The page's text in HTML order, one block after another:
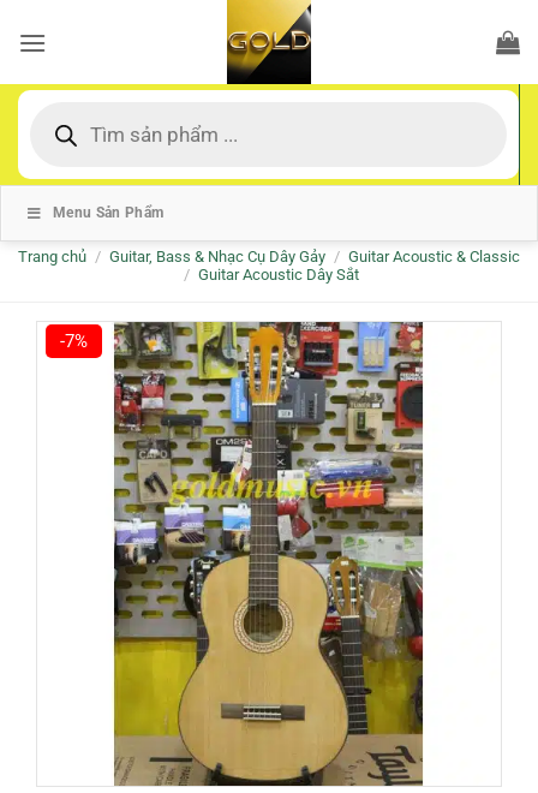
qua
dung
kiếm
Menu Sản Phẩm
Trang chủ / Guitar, Bass & Nhạc Cụ Dây Gảy / Guitar Acoustic & Classic
/ Guitar Acoustic Dây Sắt
-7%